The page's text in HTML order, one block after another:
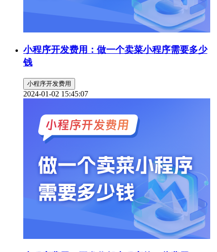
小程序开发费用：做一个卖菜小程序需要多少
钱
小程序开发费用
2024-01-02 15:45:07